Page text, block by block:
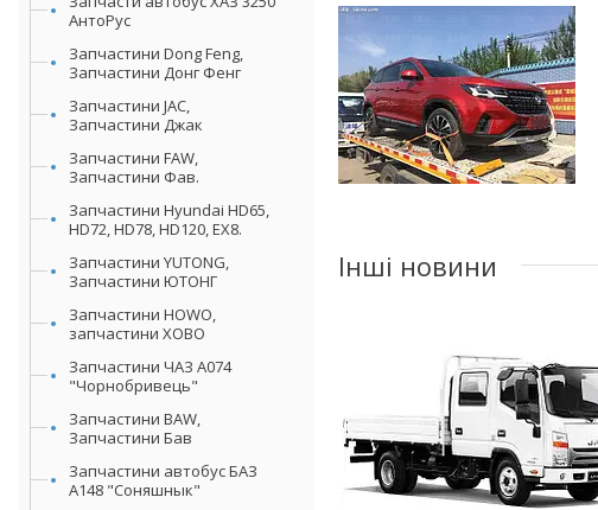
АнтоРус
Запчастини Dong Feng,
Запчастини Донг Фенг
Запчастини JAC,
Запчастини Джак
Запчастини FAW,
Запчастини Фав.
Запчастини Hyundai HD65,
HD72, HD78, HD120, EX8.
Запчастини YUTONG,
Запчастини ЮТОНГ
Запчастини HOWO,
запчастини ХОВО
Запчастини ЧАЗ А074
"Чорнобривець"
Запчастини BAW,
Запчастини Бав
Запчастини автобус БАЗ
А148 "Соняшнык"
Інші новини